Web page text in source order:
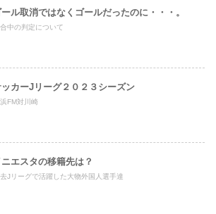
ール取消ではなくゴールだったのに・・・。
中の判定について
ッカーJリーグ２０２３シーズン
FM対川崎
ニエスタの移籍先は？
Jリーグで活躍した大物外国人選手達